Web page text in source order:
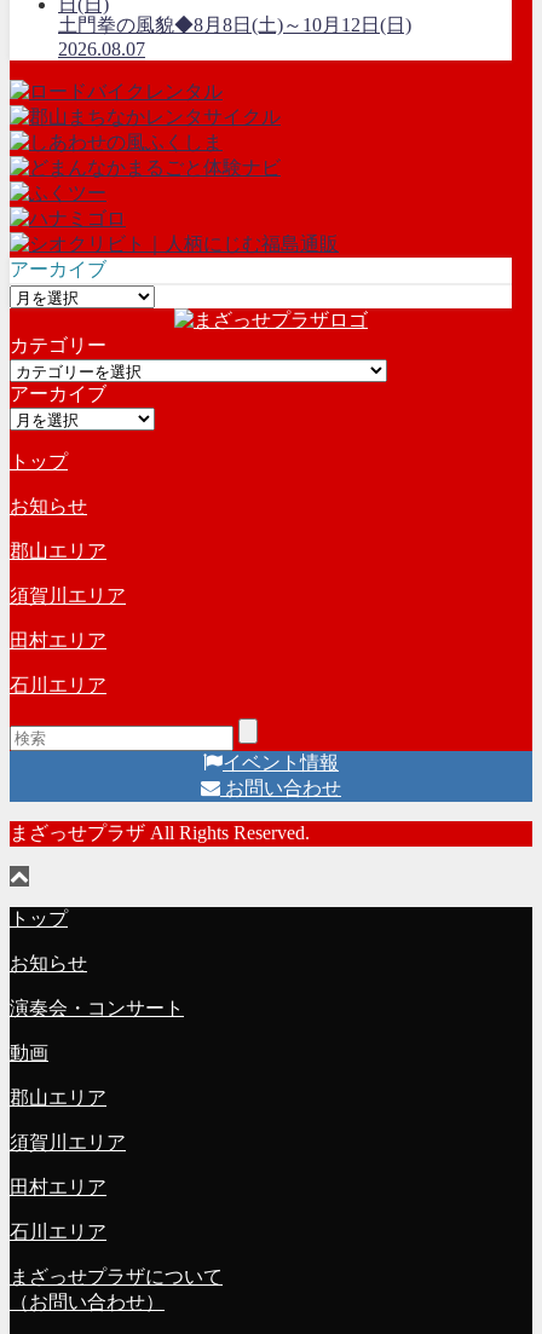
土門拳の風貌◆8月8日(土)～10月12日(日)
2026.08.07
アーカイブ
ア
カ
イ
ブ
カテゴリー
カ
テ
ゴ
ー
アーカイブ
ア
カ
イ
ブ
トップ
お知らせ
郡山エリア
須賀川エリア
田村エリア
石川エリア
イベント情報
お問い合わせ
まざっせプラザ All Rights Reserved.
トップ
お知らせ
演奏会・コンサート
動画
郡山エリア
須賀川エリア
田村エリア
石川エリア
まざっせプラザについて
（お問い合わせ）